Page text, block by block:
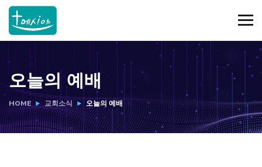
오늘의 예배
HOME 교회소식 오늘의 예배